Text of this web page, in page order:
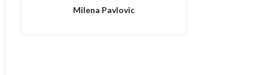
Milena Pavlovic